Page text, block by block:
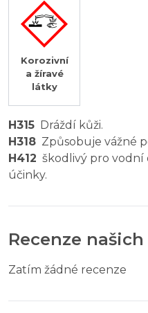
Korozivní
a žíravé
látky
H315 Dráždí kůži.
H318 Způsobuje vážné
H412 škodlivý pro vodní
účinky.
Recenze
Zatím žádné recenze